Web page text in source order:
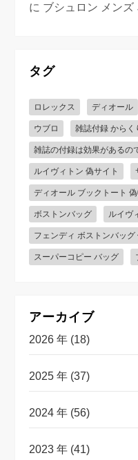
に ブシュロン メンズ
タグ
ロレックス ディオール
ウブロ 雑誌付録 からく
雑誌の付録は効果があるの
ルイヴィトン 偽サイト
ディオール ブックトート
ボストンバッグ ルイヴ
フェンディ ボストンバッグ
スーパーコピー バッグ
アーカイブ
2026 年 (18)
2025 年 (37)
2024 年 (56)
2023 年 (41)